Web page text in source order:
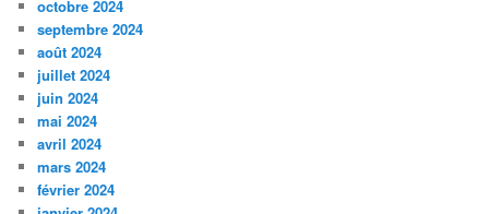
octobre 2024
septembre 2024
août 2024
juillet 2024
juin 2024
mai 2024
avril 2024
mars 2024
février 2024